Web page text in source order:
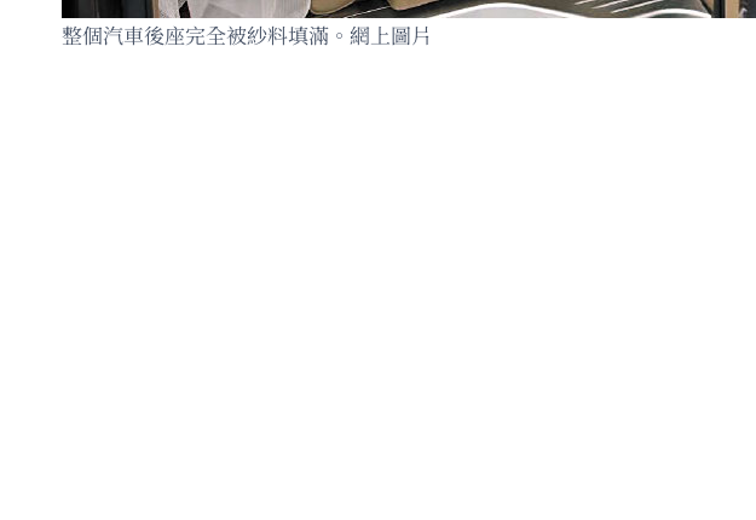
整個汽車後座完全被紗料填滿。網上圖片